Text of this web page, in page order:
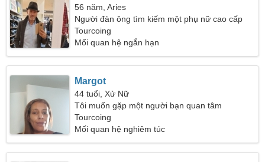
56 năm, Aries
Người đàn ông tìm kiếm một phụ nữ cao cấp
Tourcoing
Mối quan hệ ngắn hạn
Margot
44 tuổi, Xử Nữ
Tôi muốn gặp một người bạn quan tâm
Tourcoing
Mối quan hệ nghiêm túc